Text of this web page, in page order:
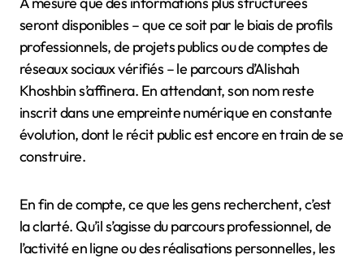
seront disponibles – que ce soit par le biais de profils
professionnels, de projets publics ou de comptes de
réseaux sociaux vérifiés – le parcours d’Alishah
Khoshbin s’affinera. En attendant, son nom reste
inscrit dans une empreinte numérique en constante
évolution, dont le récit public est encore en train de se
construire.
En fin de compte, ce que les gens recherchent, c’est
la clarté. Qu’il s’agisse du parcours professionnel, de
l’activité en ligne ou des réalisations personnelles, les